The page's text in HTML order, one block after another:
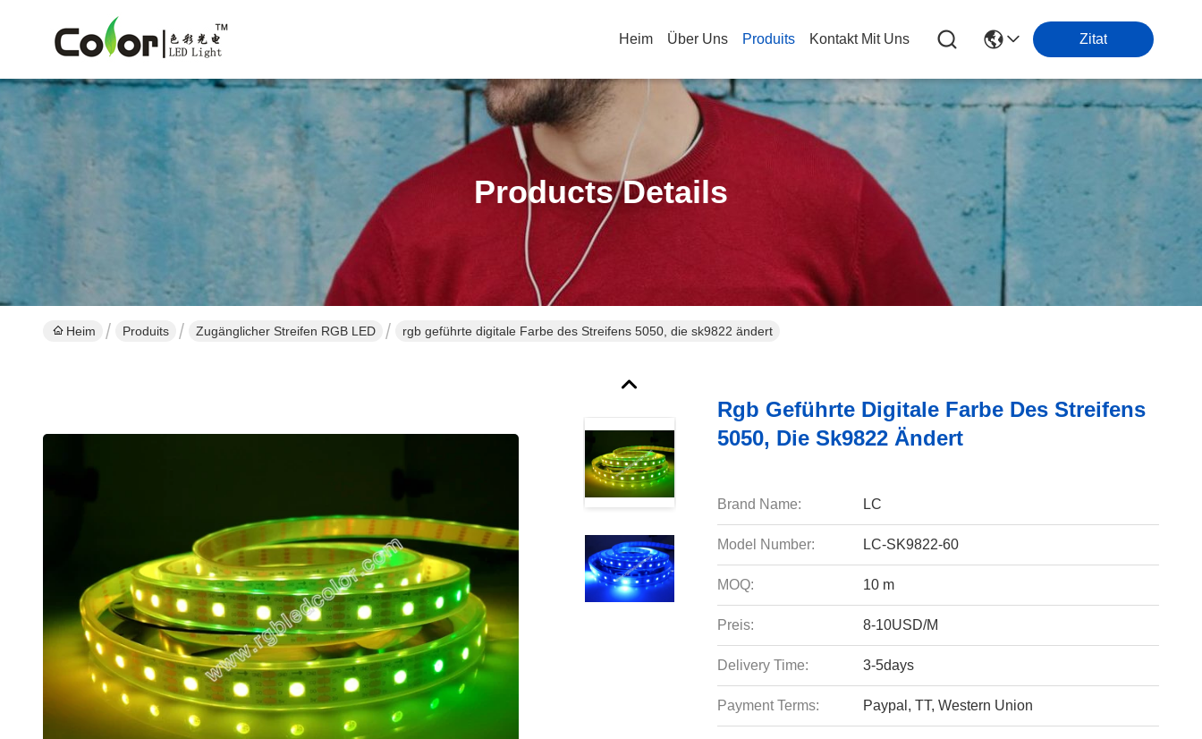
Heim Über Uns Produits Kontakt Mit Uns Zitat
Products Details
Heim Produits Zugänglicher Streifen RGB LED rgb geführte digitale Farbe des Streifens 5050, die sk9822 ändert
Rgb Geführte Digitale Farbe Des Streifens
5050, Die Sk9822 Ändert
Brand Name: LC
Model Number: LC-SK9822-60
MOQ: 10 m
Preis: 8-10USD/M
Delivery Time: 3-5days
Payment Terms: Paypal, TT, Western Union